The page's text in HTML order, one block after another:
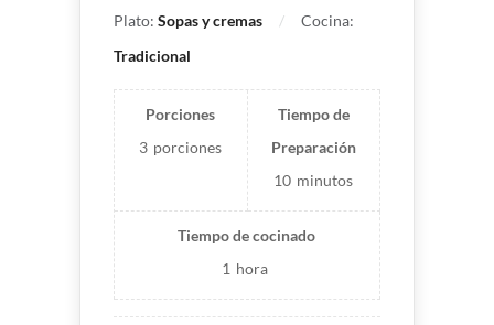
Plato: Sopas y cremas
Cocina:
Tradicional
Porciones
3 porciones
Tiempo de
Preparación
10 minutos
Tiempo de cocinado
1 hora